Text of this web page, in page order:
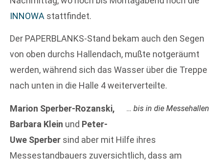
INNOWA stattfindet.
Der PAPERBLANKS-Stand bekam auch den Segen
von oben durchs Hallendach, mußte notgeräumt
werden, während sich das Wasser über die Treppe
nach unten in die Halle 4 weiterverteilte.
… bis in die Messehallen
Marion Sperber-Rozanski,
Barbara Klein und Peter-
Uwe Sperber sind aber mit Hilfe ihres
Messestandbauers zuversichtlich, dass am